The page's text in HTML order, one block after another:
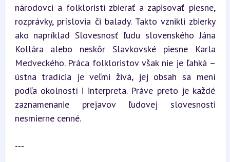
národovci a folkloristi zbierať a zapisovať piesne,
rozprávky, príslovia či balady. Takto vznikli zbierky
ako napríklad Slovesnosť ľudu slovenského Jána
Kollára alebo neskôr Slavkovské piesne Karla
Medveckého. Práca folkloristov však nie je ľahká –
ústna tradícia je veľmi živá, jej obsah sa mení
podľa okolností i interpreta. Práve preto je každé
zaznamenanie prejavov ľudovej slovesnosti
nesmierne cenné.
---